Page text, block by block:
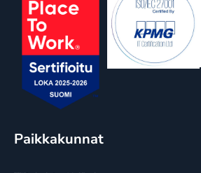
Paikkakunnat